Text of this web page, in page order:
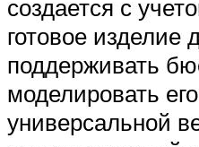
создается с
готовое изделие
поддерживать
моделировать
универсальной